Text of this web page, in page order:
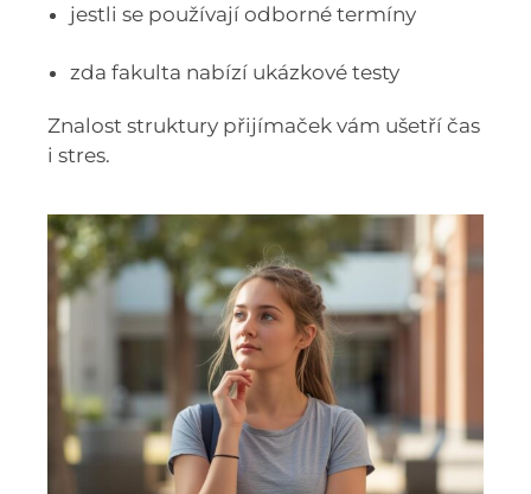
jestli se používají odborné termíny
zda fakulta nabízí ukázkové testy
Znalost struktury přijímaček vám ušetří čas
i stres.